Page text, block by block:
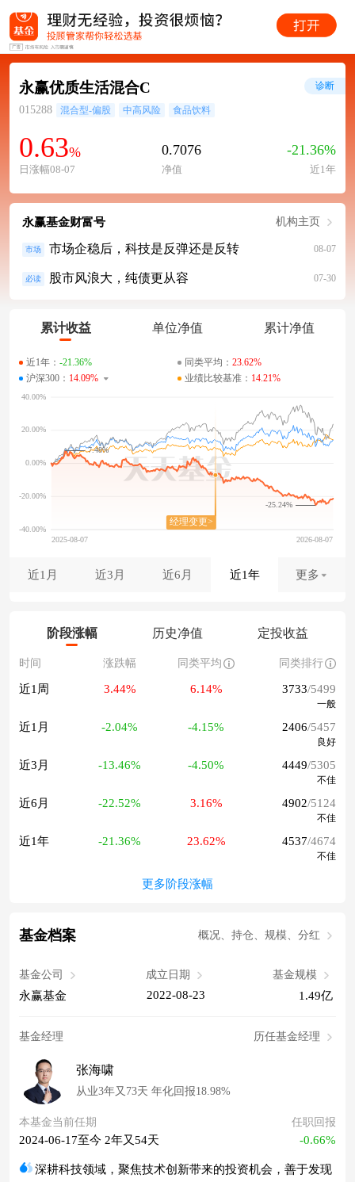
永赢优质生活混合C
015288 混合型-偏股 中高风险 食品饮料
0.63%
日涨幅08-07
0.7076
净值
-21.36%
近1年
诊断
永赢基金财富号 机构主页
市场 市场企稳后，科技是反弹还是反转 08-07
必读 股市风浪大，纯债更从容 07-30
累计收益 单位净值 累计净值
近1年： -21.36% 同类平均： 23.62%
沪深300： 14.09% 业绩比较基准： 14.21%
-25.24%
7.48%
近1月 近3月 近6月 近1年 更多
阶段涨幅 历史净值 定投收益
时间 涨跌幅 同类平均 同类排行
近1周 3.44% 6.14% 3733/5499
一般
近1月 -2.04% -4.15% 2406/5457
良好
近3月 -13.46% -4.50% 4449/5305
不佳
近6月 -22.52% 3.16% 4902/5124
不佳
近1年 -21.36% 23.62% 4537/4674
不佳
更多阶段涨幅
基金档案 概况、持仓、规模、分红
基金公司
永赢基金
成立日期
2022-08-23
基金规模
1.49亿
基金经理 历任基金经理
张海啸
从业3年又73天 年化回报18.98%
本基金当前任期
2024-06-17至今 2年又54天
任职回报
-0.66%
深耕科技领域，聚焦技术创新带来的投资机会，善于发现